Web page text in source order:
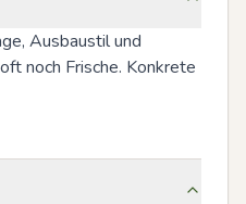
Ausbaustil und
noch Frische. Konkrete